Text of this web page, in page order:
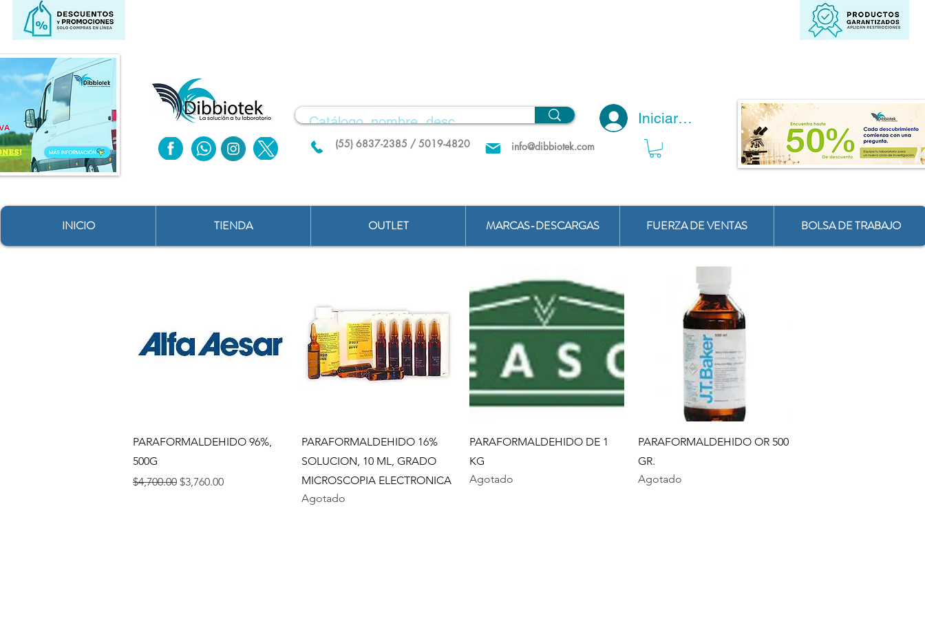
Iniciar Sesión
(55) 6837-2385 / 5019-4820 info@dibbiotek.com
INICIO TIENDA OUTLET MARCAS-DESCARGAS FUERZA DE VENTAS BOLSA DE TRABAJO
Vista rápida
PARAFORMALDEHIDO 96%,
500G
Precio
$4,700.00 Precio de oferta
$3,760.00
Vista rápida
PARAFORMALDEHIDO 16%
SOLUCION, 10 ML, GRADO
MICROSCOPIA ELECTRONICA
Agotado
Vista rápida
PARAFORMALDEHIDO DE 1
KG
Agotado
Vista rápida
PARAFORMALDEHIDO OR 500
GR.
Agotado